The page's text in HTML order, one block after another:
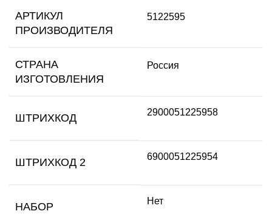
АРТИКУЛ
ПРОИЗВОДИТЕЛЯ
5122595
СТРАНА
ИЗГОТОВЛЕНИЯ
Россия
ШТРИХКОД 2900051225958
ШТРИХКОД 2 6900051225954
НАБОР Нет